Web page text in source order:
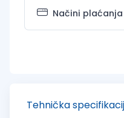
Načini plaćanja
Tehnička